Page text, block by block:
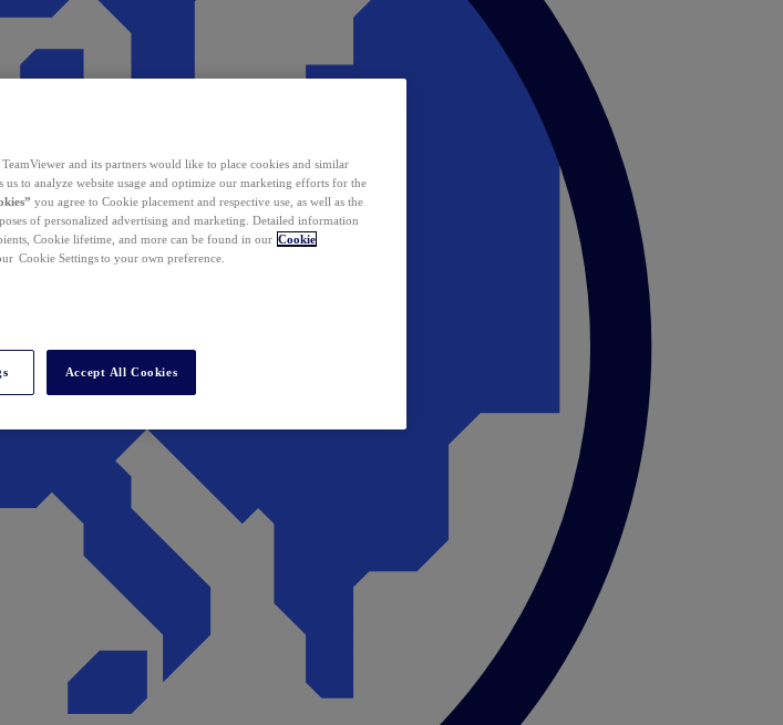
and its partners would like to place cookies and similar
us to analyze website usage and optimize our marketing efforts for the
you agree to Cookie placement and respective use, as well as the
of personalized advertising and marketing. Detailed information
Cookie lifetime, and more can be found in our Cookie
Cookie Settings to your own preference.
Accept All Cookies